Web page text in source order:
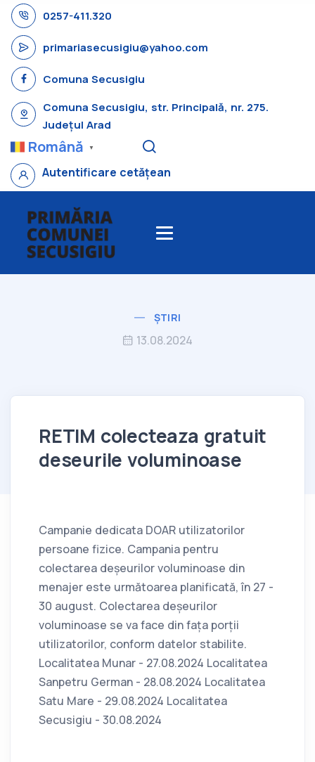
0257-411.320
primariasecusigiu@yahoo.com
Comuna Secusigiu
Comuna Secusigiu, str. Principală, nr. 275.
Județul Arad
Română ▼
Autentificare cetățean
ȘTIRI
13.08.2024
RETIM colecteaza gratuit
deseurile voluminoase
Campanie dedicata DOAR utilizatorilor
persoane fizice. Campania pentru
colectarea deșeurilor voluminoase din
menajer este următoarea planificată, în 27 -
30 august. Colectarea deșeurilor
voluminoase se va face din fața porții
utilizatorilor, conform datelor stabilite.
Localitatea Munar - 27.08.2024 Localitatea
Sanpetru German - 28.08.2024 Localitatea
Satu Mare - 29.08.2024 Localitatea
Secusigiu - 30.08.2024